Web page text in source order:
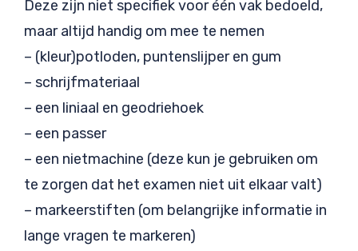
Deze zijn niet specifiek voor één vak bedoeld,
maar altijd handig om mee te nemen
– (kleur)potloden, puntenslijper en gum
– schrijfmateriaal
– een liniaal en geodriehoek
– een passer
– een nietmachine (deze kun je gebruiken om
te zorgen dat het examen niet uit elkaar valt)
– markeerstiften (om belangrijke informatie in
lange vragen te markeren)